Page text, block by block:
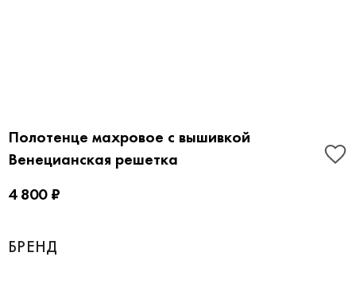
Полотенце махровое с вышивкой
Венецианская решетка
4 800 ₽
БРЕНД